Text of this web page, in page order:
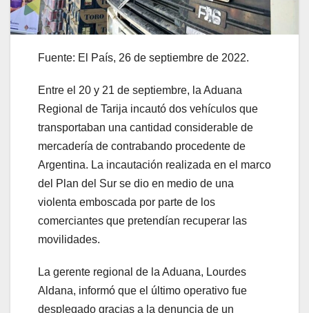
Fuente: El País, 26 de septiembre de 2022.
Entre el 20 y 21 de septiembre, la Aduana
Regional de Tarija incautó dos vehículos que
transportaban una cantidad considerable de
mercadería de contrabando procedente de
Argentina. La incautación realizada en el marco
del Plan del Sur se dio en medio de una
violenta emboscada por parte de los
comerciantes que pretendían recuperar las
movilidades.
La gerente regional de la Aduana, Lourdes
Aldana, informó que el último operativo fue
desplegado gracias a la denuncia de un